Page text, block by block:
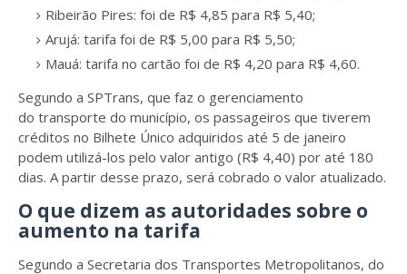
Ribeirão Pires: foi de R$ 4,85 para R$ 5,40;
Arujá: tarifa foi de R$ 5,00 para R$ 5,50;
Mauá: tarifa no cartão foi de R$ 4,20 para R$ 4,60.
Segundo a SPTrans, que faz o gerenciamento
do transporte do município, os passageiros que tiverem
créditos no Bilhete Único adquiridos até 5 de janeiro
podem utilizá-los pelo valor antigo (R$ 4,40) por até 180
dias. A partir desse prazo, será cobrado o valor atualizado.
O que dizem as autoridades sobre o
aumento na tarifa
Segundo a Secretaria dos Transportes Metropolitanos, do